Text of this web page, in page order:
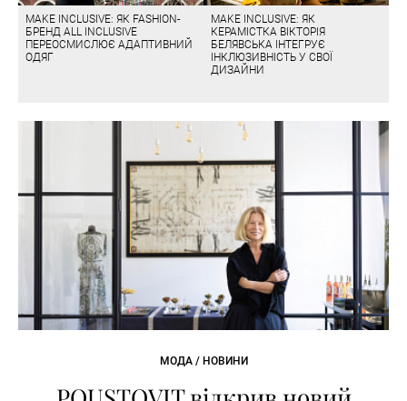
MAKE INCLUSIVE: ЯК FASHION-
БРЕНД ALL INCLUSIVE
ПЕРЕОСМИСЛЮЄ АДАПТИВНИЙ
ОДЯГ
MAKE INCLUSIVE: ЯК
КЕРАМІСТКА ВІКТОРІЯ
БЕЛЯВСЬКА ІНТЕГРУЄ
ІНКЛЮЗИВНІСТЬ У СВОЇ
ДИЗАЙНИ
МОДА / НОВИНИ